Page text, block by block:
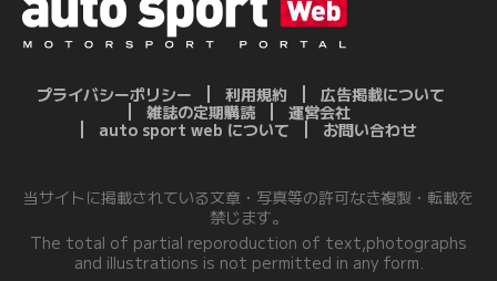
プライバシーポリシー 利用規約
広告掲載について
雑誌の定期購読
運営会社
auto sport web について
お問い合わせ
当サイトに掲載されている文章・写真等の許可なき複製・転載を
禁じます。
The total of partial reporoduction of text,photographs
and illustrations is not permitted in any form.